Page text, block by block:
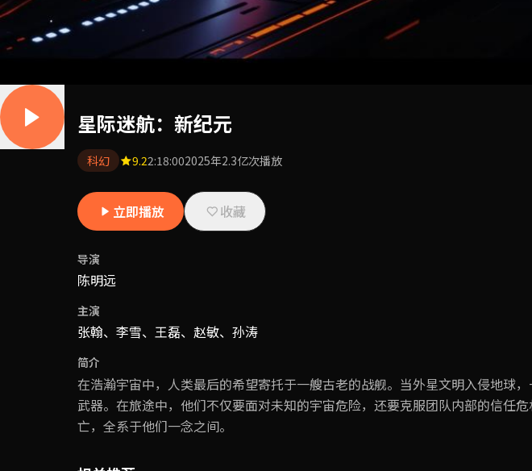
星际迷航：新纪元
科幻 9.22:18:002025年2.3亿次播放
立即播放 收藏
导演
陈明远
主演
张翰、李雪、王磊、赵敏、孙涛
简介
在浩瀚宇宙中，人类最后的希望寄托于一艘古老的战舰。当外星文明入侵地球
武器。在旅途中，他们不仅要面对未知的宇宙危险，还要克服团队内部的信
亡，全系于他们一念之间。